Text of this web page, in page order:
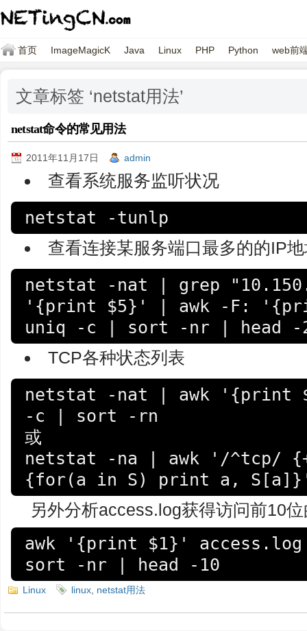
首页 ImageMagicK Java Linux PHP Python web前
文章标签 ‘netstat用法’
netstat命令的常见用法
2011年11月17日 admin
查看系统服务监听状况
netstat -tunlp
查看连接某服务端口最多的的IP
netstat -nat | grep
'{print $5}' | awk -F:
uniq -c | sort -nr | head -
TCP各种状态列表
netstat -nat | awk
-c | sort -rn
或
netstat -na | awk '/^tcp/
{for(a in S) print a,
另外分析access.log获得访问前10
awk '{print $1}'
sort -nr | head -10
Linux linux netstat用法